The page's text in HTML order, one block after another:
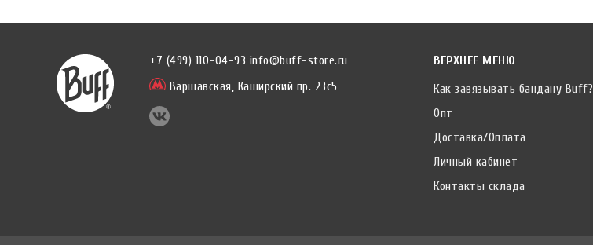
+7 (499) 110-04-93 info@buff-store.ru
Варшавская, Каширский пр. 23с5
ВЕРХНЕЕ МЕНЮ
Как завязывать бандану Buff?
Опт
Доставка/Оплата
Личный кабинет
Контакты склада